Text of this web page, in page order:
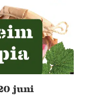
juni